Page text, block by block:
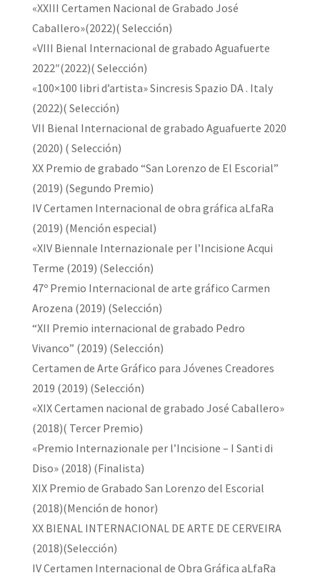
«XXIII Certamen Nacional de Grabado José
Caballero»(2022)( Selección)
«VIII Bienal Internacional de grabado Aguafuerte
2022″(2022)( Selección)
«100×100 libri d’artista» Sincresis Spazio DA . Italy
(2022)( Selección)
VII Bienal Internacional de grabado Aguafuerte 2020
(2020) ( Selección)
XX Premio de grabado “San Lorenzo de El Escorial”
(2019) (Segundo Premio)
IV Certamen Internacional de obra gráfica aLfaRa
(2019) (Mención especial)
«XIV Biennale Internazionale per l’Incisione Acqui
Terme (2019) (Selección)
47º Premio Internacional de arte gráfico Carmen
Arozena (2019) (Selección)
“XII Premio internacional de grabado Pedro
Vivanco” (2019) (Selección)
Certamen de Arte Gráfico para Jóvenes Creadores
2019 (2019) (Selección)
«XIX Certamen nacional de grabado José Caballero»
(2018)( Tercer Premio)
«Premio Internazionale per l’Incisione – I Santi di
Diso» (2018) (Finalista)
XIX Premio de Grabado San Lorenzo del Escorial
(2018)(Mención de honor)
XX BIENAL INTERNACIONAL DE ARTE DE CERVEIRA
(2018)(Selección)
IV Certamen Internacional de Obra Gráfica aLfaRa